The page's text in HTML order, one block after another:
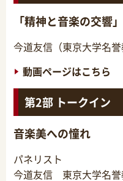
「精神と音楽の交響」
今道友信（東京大学名誉
動画ページはこちら
第2部 トークイン
音楽美への憧れ
パネリスト
今道友信 東京大学名誉